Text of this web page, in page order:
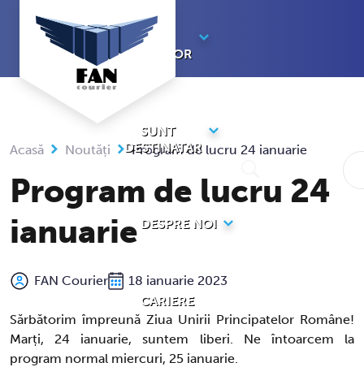
conținut
SUNT
EXPEDITOR
SUNT
DESTINATAR
DESPRE NOI
CARIERE
Acasă Noutăți Program de lucru 24 ianuarie
Program de lucru 24
ianuarie
FAN Courier 18 ianuarie 2023
Sărbătorim împreună Ziua Unirii Principatelor Române!
Marți, 24 ianuarie, suntem liberi. Ne întoarcem la
program normal miercuri, 25 ianuarie.